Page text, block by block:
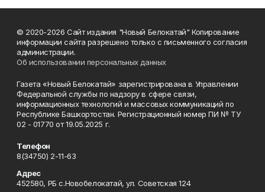
© 2020-2026 Сайт издания "Новый Белокатай" Копирование
информации сайта разрешено только с письменного согласия
администрации.
Об использовании персональных данных
Газета «Новый Белокатай» зарегистрирована в Управлении
Федеральной службы по надзору в сфере связи,
информационных технологий и массовых коммуникаций по
Республике Башкортостан. Регистрационный номер ПИ № ТУ
02 - 01770 от 19.05.2025 г.
Телефон
8(34750) 2-11-63
Адрес
452580, РБ с.Новобелокатай, ул. Советская 124